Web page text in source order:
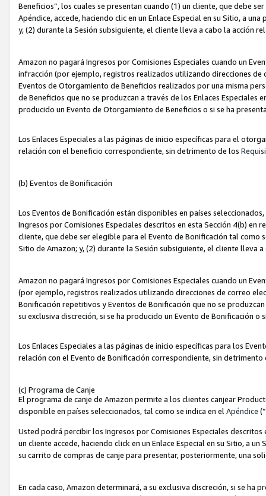
Beneficios”, los cuales se presentan cuando (1) un cliente, que debe
Apéndice, accede, haciendo clic en un Enlace Especial en su Sitio, a
y, (2) durante la Sesión subsiguiente, el cliente lleva a cabo la acción
Amazon no pagará Ingresos por Comisiones Especiales cuando un
infracción (por ejemplo, registros realizados utilizando direcciones
Eventos de Otorgamiento de Beneficios realizados por una misma
de Beneficios que no se produzcan a través de los Enlaces Especiales
producido un Evento de Otorgamiento de Beneficios o si se ha
Los Enlaces Especiales a las páginas de inicio específicas para el
relación con el beneficio correspondiente, sin detrimento de los
(b) Eventos de Bonificación
Los Eventos de Bonificación están disponibles en países
Ingresos por Comisiones Especiales descritos en esta Sección 4(b) en
cliente, que debe ser elegible para el Evento de Bonificación tal como
Sitio de Amazon; y, (2) durante la Sesión subsiguiente, el cliente lleva
Amazon no pagará Ingresos por Comisiones Especiales cuando un
(por ejemplo, registros realizados utilizando direcciones de correo
Bonificación repetitivos y Eventos de Bonificación que no se
su exclusiva discreción, si se ha producido un Evento de Bonificación
Los Enlaces Especiales a las páginas de inicio específicas para los
relación con el Evento de Bonificación correspondiente, sin
(c) Programa de Canje
El programa de canje de Amazon permite a los clientes canjear
disponible en países seleccionados, tal como se indica en el Apéndice
Usted podrá percibir los Ingresos por Comisiones Especiales
un cliente accede, haciendo click en un Enlace Especial en su Sitio, a
su carrito de compras de canje para presentar, posteriormente, una
En cada caso, Amazon determinará, a su exclusiva discreción, si se